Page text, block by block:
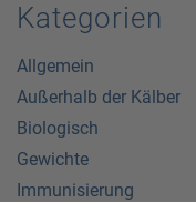
Kategorien
Allgemein
Außerhalb der Kälber
Biologisch
Gewichte
Immunisierung